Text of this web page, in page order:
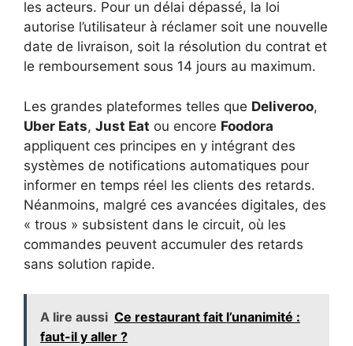
les acteurs. Pour un délai dépassé, la loi
autorise l’utilisateur à réclamer soit une nouvelle
date de livraison, soit la résolution du contrat et
le remboursement sous 14 jours au maximum.
Les grandes plateformes telles que Deliveroo,
Uber Eats, Just Eat ou encore Foodora
appliquent ces principes en y intégrant des
systèmes de notifications automatiques pour
informer en temps réel les clients des retards.
Néanmoins, malgré ces avancées digitales, des
« trous » subsistent dans le circuit, où les
commandes peuvent accumuler des retards
sans solution rapide.
A lire aussi Ce restaurant fait l’unanimité :
faut-il y aller ?